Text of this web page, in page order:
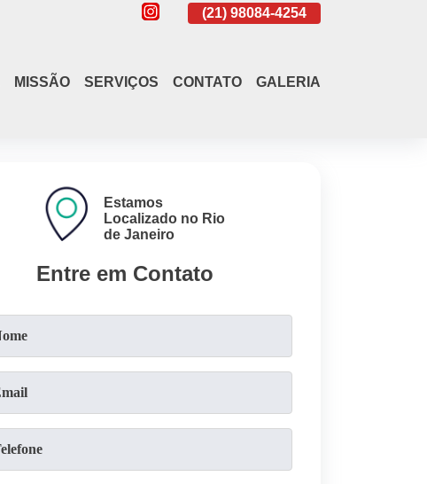
(21)98084-4254
MISSÃO SERVIÇOS CONTATO GALERIA
Entre em Contato
Estamos
Localizado no Rio
de Janeiro